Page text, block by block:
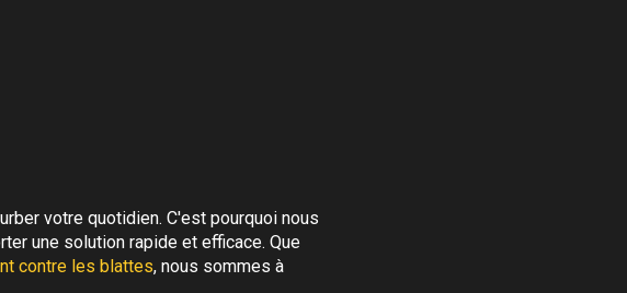
votre quotidien. C'est pourquoi nous
une solution rapide et efficace. Que
contre les blattes, nous sommes à